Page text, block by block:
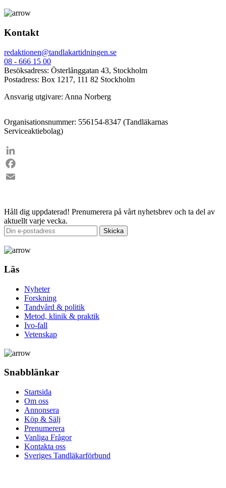
Kontakt
redaktionen@tandlakartidningen.se
08 - 666 15 00
Besöksadress: Österlånggatan 43, Stockholm
Postadress: Box 1217, 111 82 Stockholm
Ansvarig utgivare: Anna Norberg
Organisationsnummer: 556154-8347 (Tandläkarnas
Serviceaktiebolag)
LinkedIn
Facebook
Håll dig uppdaterad! Prenumerera på vårt nyhetsbrev och ta del av
aktuellt varje vecka.
Läs
Nyheter
Forskning
Tandvård & politik
Metod, klinik & praktik
Ivo-fall
Vetenskap
Snabblänkar
Startsida
Om oss
Annonsera
Köp & Sälj
Prenumerera
Vanliga Frågor
Kontakta oss
Sveriges Tandläkarförbund